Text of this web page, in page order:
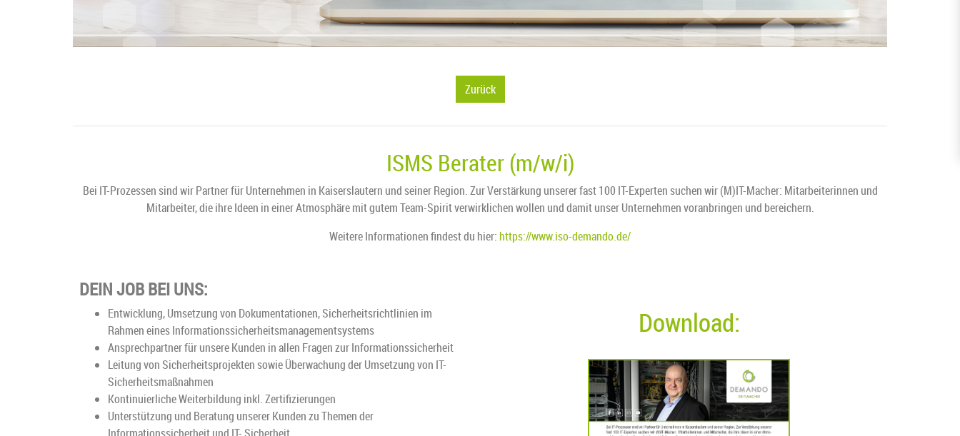
Zurück
ISMS Berater (m/w/i)
Bei IT-Prozessen sind wir Partner für Unternehmen in Kaiserslautern und seiner Region. Zur Verstärkung unserer fast 100 IT-Experten suchen wir (M)IT-Macher: Mitarbeiterinnen und
Mitarbeiter, die ihre Ideen in einer Atmosphäre mit gutem Team-Spirit verwirklichen wollen und damit unser Unternehmen voranbringen und bereichern.
Weitere Informationen findest du hier:https://www.iso-demando.de/
DEIN JOB BEI UNS:
Entwicklung, Umsetzung von Dokumentationen, Sicherheitsrichtlinien im
Rahmen eines Informationssicherheitsmanagementsystems
Ansprechpartner für unsere Kunden in allen Fragen zur Informationssicherheit
Leitung von Sicherheitsprojekten sowie Überwachung der Umsetzung von IT-
Sicherheitsmaßnahmen
Kontinuierliche Weiterbildung inkl. Zertifizierungen
Unterstützung und Beratung unserer Kunden zu Themen der
Download: